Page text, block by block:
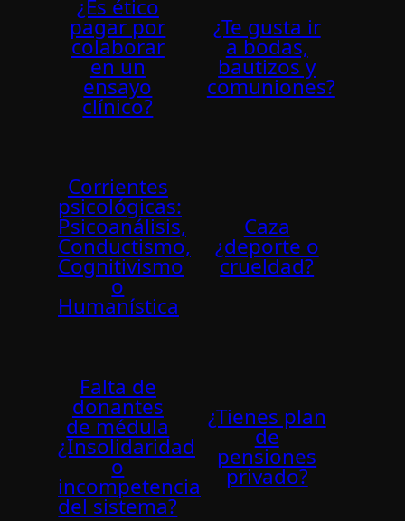
¿Es ético
pagar por
colaborar
en un
ensayo
clínico?
¿Te gusta ir
a bodas,
bautizos y
comuniones?
Corrientes
psicológicas:
Psicoanálisis,
Conductismo,
Cognitivismo
o
Humanística
Caza
¿deporte o
crueldad?
Falta de
donantes
de médula
¿Insolidaridad
o
incompetencia
del sistema?
¿Tienes plan
de
pensiones
privado?